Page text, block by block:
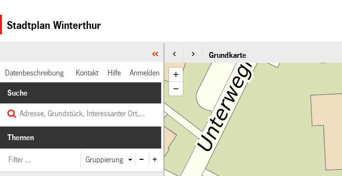
Grundkarte
Datenbeschreibung Kontakt Hilfe Anmelden
Suche
Themen
Gruppierung
Stadtplan Winterthur